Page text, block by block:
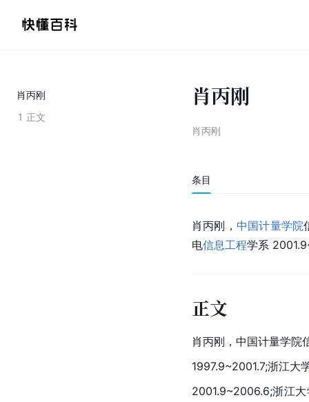
肖丙刚
1 正文
肖丙刚
肖丙刚
条目
肖丙刚， 中国计量学院
电信息工程学系
正文
肖丙刚，中国计量学院
1997.9~2001.7;浙江大
2001.9~2006.6;浙江